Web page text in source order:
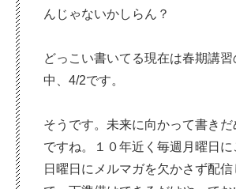
んじゃないかしらん？
どっこい書いてる現在は春期講
中、4/2です。
そうです。未来に向かって書き
ですね。１０年近く毎週月曜日に
日曜日にメルマガを欠かさず配